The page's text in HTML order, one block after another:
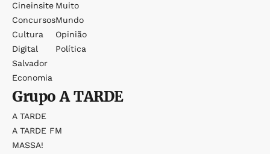
Cineinsite
Concursos
Cultura
Digital
Salvador
Economia
Muito
Mundo
Opinião
Política
GrupoA TARDE
A TARDE
A TARDE FM
MASSA!